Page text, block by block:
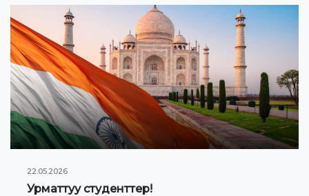
22.05.2026
Урматтуу студенттер!